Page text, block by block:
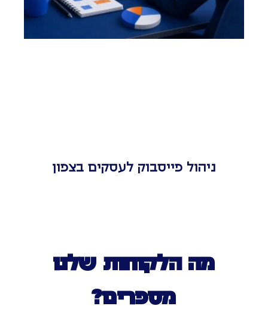
ניהול פייסבוק לעסקים בצפון
מה הלקוחות שלנו
מספרים?